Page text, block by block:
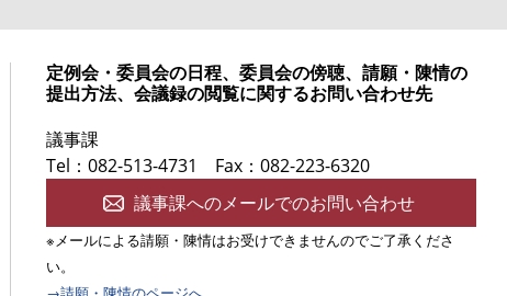
定例会・委員会の日程、委員会の傍聴、請願・陳情の
提出方法、会議録の閲覧に関するお問い合わせ先
議事課
Tel：082-513-4731
Fax：082-223-6320
議事課へのメールでのお問い合わせ
※メールによる請願・陳情はお受けできませんのでご了承くださ
い。